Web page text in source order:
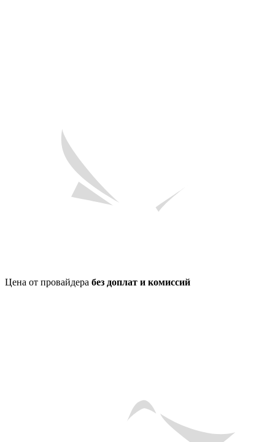
Цена от провайдера без доплат и комиссий